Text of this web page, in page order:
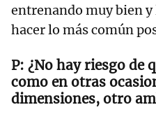
entrenando muy bien
hacer lo más común
¿No hay riesgo de
como en otras
dimensiones, otro